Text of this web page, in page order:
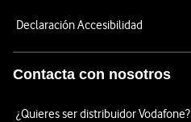
Declaración Accesibilidad
Contacta con nosotros
¿Quieres ser distribuidor Vodafone?